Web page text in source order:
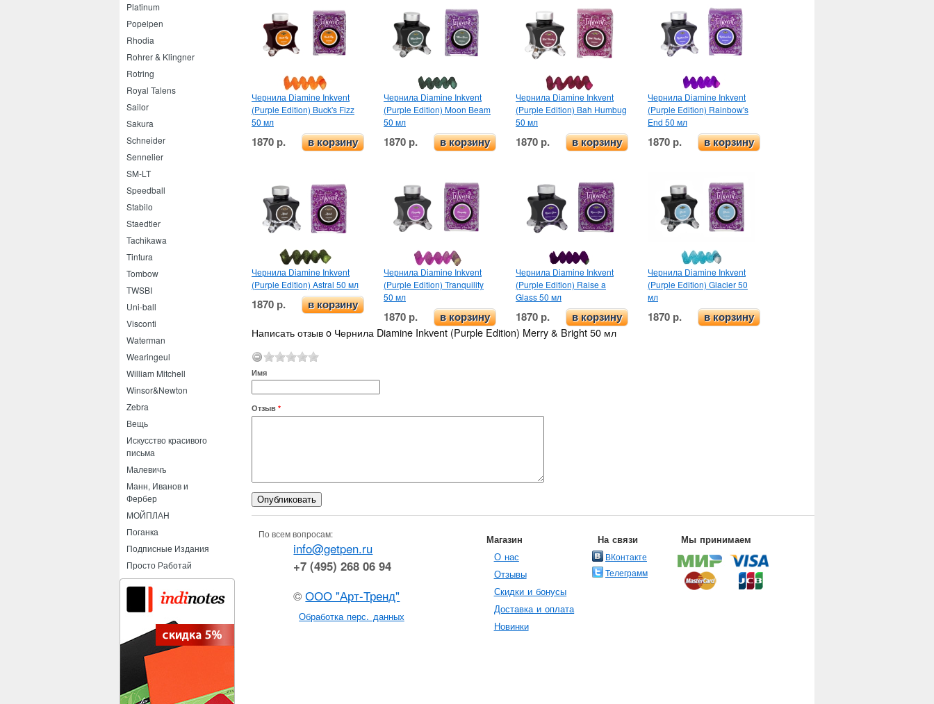
Platinum
Popelpen
Rhodia
Rohrer & Klingner
Rotring
Royal Talens
Sailor
Sakura
Schneider
Sennelier
SM-LT
Speedball
Stabilo
Staedtler
Tachikawa
Tintura
Tombow
TWSBI
Uni-ball
Visconti
Waterman
Wearingeul
William Mitchell
Winsor&Newton
Zebra
Вещь
Искусство красивого
письма
Малевичъ
Манн, Иванов и
Фербер
МОЙПЛАН
Поганка
Подписные Издания
Просто Работай
Чернила Diamine Inkvent
(Purple Edition) Buck's Fizz
50 мл
1870 р. в корзину
Чернила Diamine Inkvent
(Purple Edition) Moon Beam
50 мл
1870 р. в корзину
Чернила Diamine Inkvent
(Purple Edition) Bah Humbug
50 мл
1870 р. в корзину
Чернила Diamine Inkvent
(Purple Edition) Rainbow's
End 50 мл
1870 р. в корзину
Чернила Diamine Inkvent
(Purple Edition) Astral 50 мл
1870 р. в корзину
Чернила Diamine Inkvent
(Purple Edition) Tranquility
50 мл
1870 р. в корзину
Чернила Diamine Inkvent
(Purple Edition) Raise a
Glass 50 мл
1870 р. в корзину
Чернила Diamine Inkvent
(Purple Edition) Glacier 50
мл
1870 р. в корзину
Написать отзыв o Чернила Diamine Inkvent (Purple Edition) Merry & Bright 50 мл
Имя
Отзыв *
По всем вопросам:
info@getpen.ru
+7 (495) 268 06 94
©ООО "Арт-Тренд"
Обработка перс. данных
Магазин
О нас
Отзывы
Скидки и бонусы
Доставка и оплата
Новинки
На связи
ВКонтакте
Телеграмм
Мы принимаем